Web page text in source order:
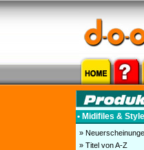
• Midifiles &
»
» Titel von A-Z